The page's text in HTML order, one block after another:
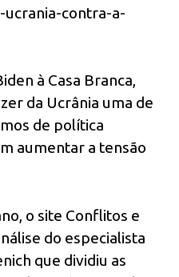
ucrania-contra-a-
à Casa Branca,
da Ucrânia uma de
de política
aumentar a tensão
o site Conflitos e
do especialista
que dividiu as